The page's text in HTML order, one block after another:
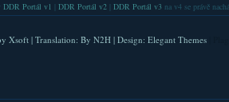
DDR Portál v1 DDR Portál v2| DDR Portál v3na v4 se právě
Xsoft| Translation: By N2H| Design: Elegant Themes